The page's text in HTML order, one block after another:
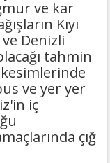
ve kar
Kıyı
Denizli
tahmin
ve yer yer
iç
çığ